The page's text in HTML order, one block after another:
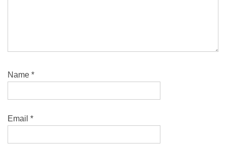
Name *
Email *